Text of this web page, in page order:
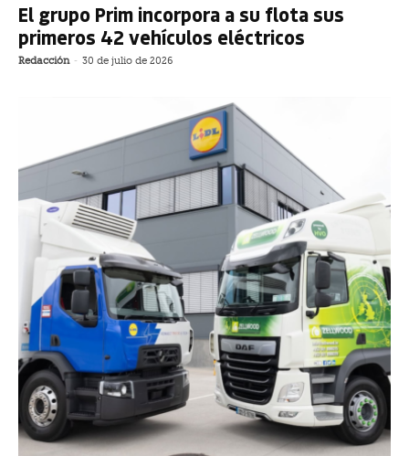
El grupo Prim incorpora a su flota sus
primeros 42 vehículos eléctricos
Redacción - 30 de julio de 2026